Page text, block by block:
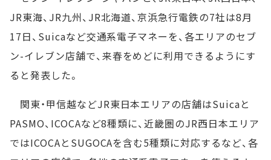
JR東海、JR九州、JR北海道、京浜急行電鉄の7社は8月
17日、Suicaなど交通系電子マネーを、各エリアのセブ
ン-イレブン店舗で、来春をめどに利用できるようにす
ると発表した。
関東・甲信越などJR東日本エリアの店舗はSuicaと
PASMO、ICOCAなど8種類に、近畿圏のJR西日本エリア
ではICOCAとSUGOCAを含む5種類に対応するなど、各